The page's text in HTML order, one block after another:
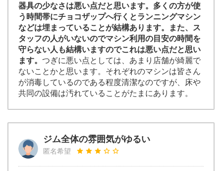
器具の少なさは悪い点だと思います。多くの方が使
う時間帯にチョコザップへ行くとランニングマシン
などは埋まっていることが結構あります。また、ス
タッフの人がいないのでマシン利用の目安の時間を
守らない人も結構いますのでこれは悪い点だと思い
ます。 つぎに悪い点としては、あまり店舗が綺麗で
ないことかと思います。それぞれのマシンは皆さん
が消毒しているのである程度清潔なのですが、床や
共同の設備は汚れていることがたまにあります。
ジム全体の雰囲気がゆるい
匿名希望